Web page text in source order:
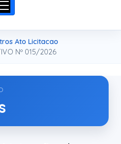
Ato Licitacao
Nº 015/2026